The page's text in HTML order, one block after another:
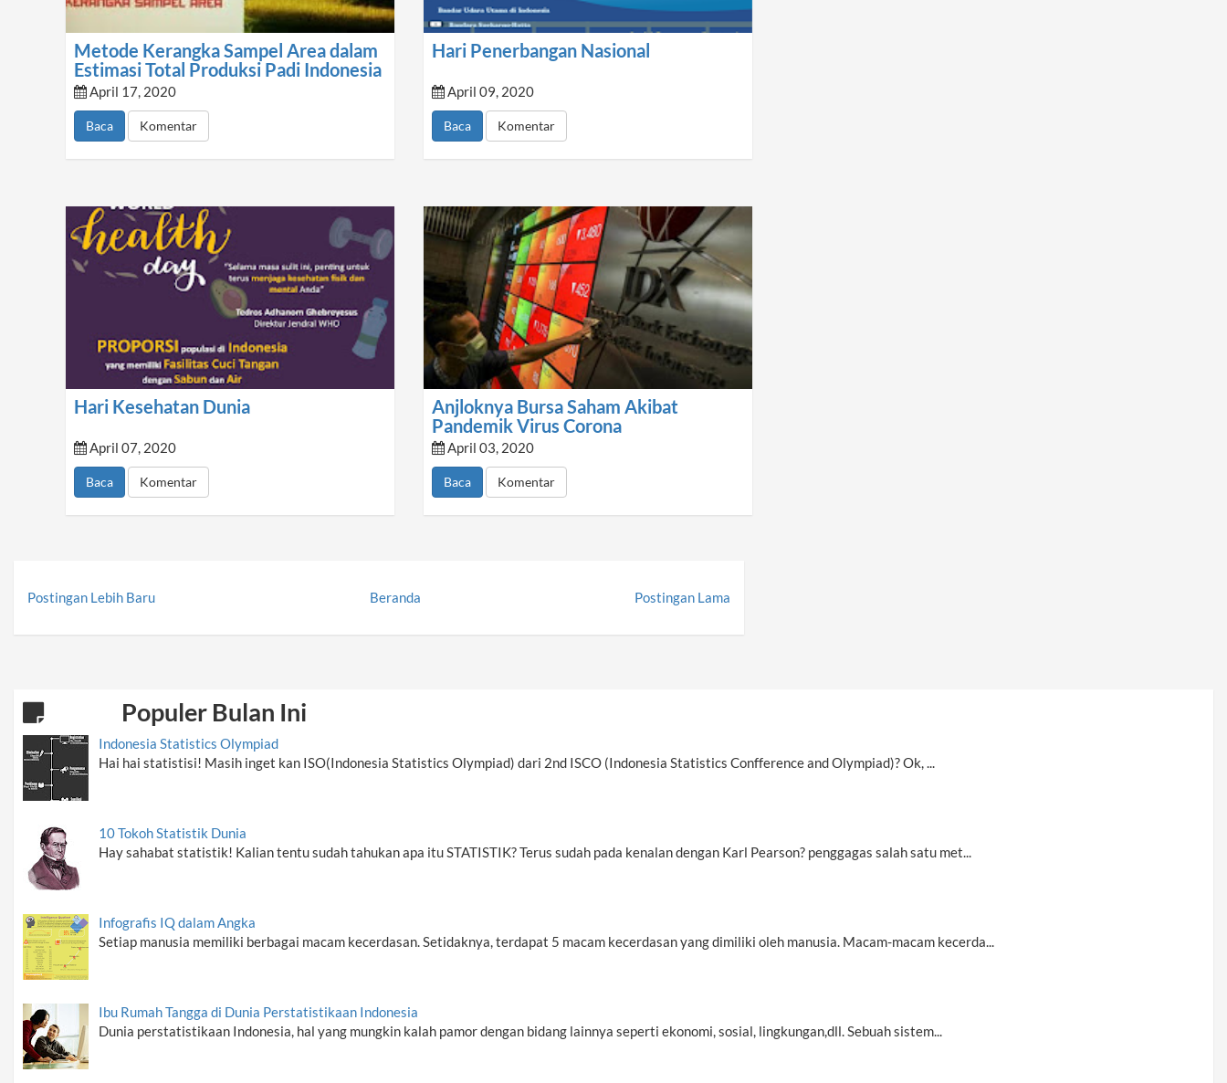
Metode Kerangka Sampel Area dalam
Estimasi Total Produksi Padi Indonesia
April 17, 2020
Baca Komentar
Hari Penerbangan Nasional
April 09, 2020
Baca Komentar
Hari Kesehatan Dunia
April 07, 2020
Baca Komentar
Anjloknya Bursa Saham Akibat
Pandemik Virus Corona
April 03, 2020
Baca Komentar
Postingan Lebih Baru Postingan Lama
Beranda
Populer Bulan Ini
Indonesia Statistics Olympiad
Hai hai statistisi! Masih inget kan ISO(Indonesia Statistics Olympiad) dari 2nd ISCO (Indonesia Statistics Confference and Olympiad)? Ok, ...
10 Tokoh Statistik Dunia
Hay sahabat statistik! Kalian tentu sudah tahukan apa itu STATISTIK? Terus sudah pada kenalan dengan Karl Pearson? penggagas salah satu met...
Infografis IQ dalam Angka
Setiap manusia memiliki berbagai macam kecerdasan. Setidaknya, terdapat 5 macam kecerdasan yang dimiliki oleh manusia. Macam-macam kecerda...
Ibu Rumah Tangga di Dunia Perstatistikaan Indonesia
Dunia perstatistikaan Indonesia, hal yang mungkin kalah pamor dengan bidang lainnya seperti ekonomi, sosial, lingkungan,dll. Sebuah sistem...